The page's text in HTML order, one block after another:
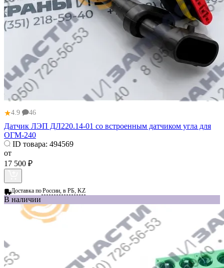
★4.9 46
Датчик ЛЭП ДЛ220.14‑01 со встроенным датчиком угла для
ОГМ‑240
ID товара: 494569
от
17 500 ₽
Доставка поРоссии, в РБ, KZ
В наличии